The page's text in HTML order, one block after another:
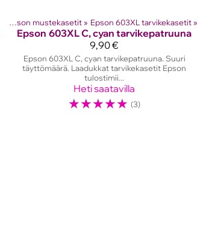
Epson mustekasetit ‪» Epson 603XL tarvikekasetit ‪»
Epson 603XL C, cyan tarvikepatruuna
9,90 €
Epson 603XL C, cyan tarvikepatruuna. Suuri
täyttömäärä. Laadukkat tarvikekasetit Epson
tulostimii...
Heti saatavilla
☆☆☆☆☆ (3)